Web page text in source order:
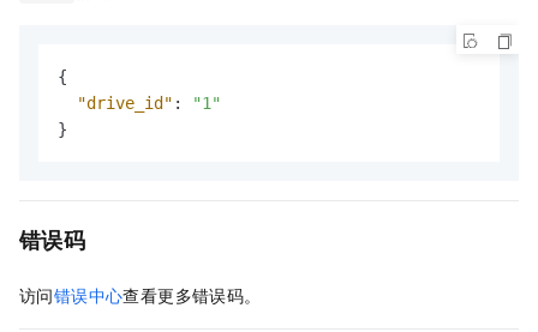
{
"drive_id" :
"1"
}
错误码
访问错误中心查看更多错误码。